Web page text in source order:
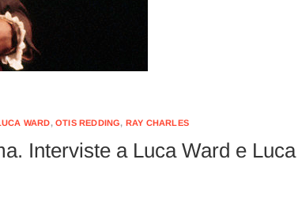
WARD,OTIS REDDING, RAY CHARLES
Interviste a Luca Ward e Luca